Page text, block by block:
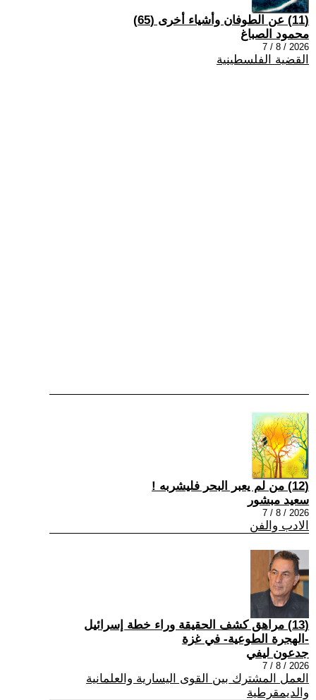
(11) عن الطوفان وأشياء أخرى (65)
محمود الصباغ
2026 / 8 / 7
القضية الفلسطينية
(12) من لم يعبر البحر فليشربه !
سعيد مبشور
2026 / 8 / 7
الادب والفن
(13) مراهق كشف الحقيقة وراء خطة إسرائيل
-الهجرة الطوعية- في غزة
جدعون ليفي
2026 / 8 / 7
العمل المشترك بين القوى اليسارية والعلمانية
والديمقرطية